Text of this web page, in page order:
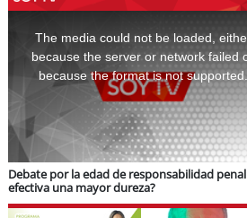
window.
The media could not be loaded,
because the server or network failed
because the format is not supported.
Debate por la edad de responsabilidad
efectiva una mayor dureza?